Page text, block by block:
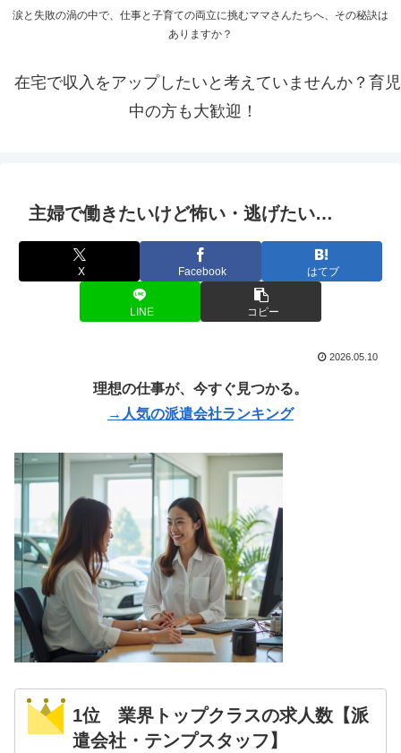
涙と失敗の渦の中で、仕事と子育ての両立に挑むママさんたちへ、その秘訣は
ありますか？
在宅で収入をアップしたいと考えていませんか？育児
中の方も大歓迎！
主婦で働きたいけど怖い・逃げたい…
X Facebook はてブ
LINE コピー
2026.05.10
理想の仕事が、今すぐ見つかる。
→人気の派遣会社ランキング
1位 業界トップクラスの求人数【派
遣会社・テンプスタッフ】